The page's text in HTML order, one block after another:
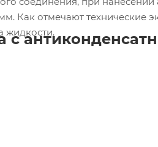
Как отмечают технические
жидкости.
с